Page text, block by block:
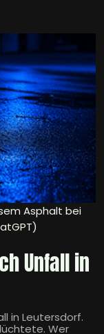
Asphalt bei
Unfall in
in Leutersdorf.
Wer